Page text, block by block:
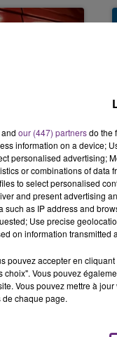
LA
mercredi
our (447) partnersdo the
information on a device;
personalised advertising;
or combinations of data
to select personalised
and present advertising
such as IP address and
Use precise
on information transmitted
pouvez accepter en
choix". Vous pouvez
Vous pouvez mettre à
de chaque page.